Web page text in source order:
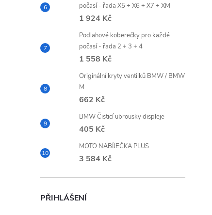
počasí - řada X5 + X6 + X7 + XM
1 924 Kč
Podlahové koberečky pro každé
počasí - řada 2 + 3 + 4
1 558 Kč
Originální kryty ventilků BMW / BMW
M
662 Kč
BMW Čisticí ubrousky displeje
405 Kč
MOTO NABÍJEČKA PLUS
3 584 Kč
PŘIHLÁŠENÍ
Dámská péřová bunda BMW